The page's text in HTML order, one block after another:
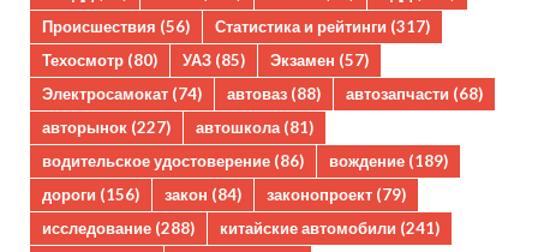
Происшествия (56) Статистика и рейтинги (317)
Техосмотр (80) УАЗ (85) Экзамен (57)
Электросамокат (74) автоваз (88) автозапчасти (68)
авторынок (227) автошкола(81)
водительское удостоверение (86) вождение (189)
дороги (156) закон (84) законопроект (79)
исследование (288) китайские автомобили (241)